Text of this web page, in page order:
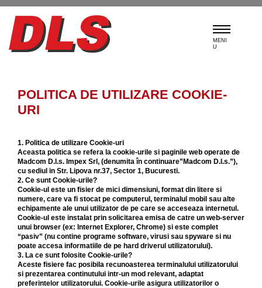
MENI
U
POLITICA DE UTILIZARE COOKIE-
URI
1. Politica de utilizare Cookie-uri
Aceasta politica se refera la cookie-urile si paginile web operate de
Madcom D.l.s. Impex Srl, (denumita în continuare”Madcom D.l.s.”),
cu sediul in Str. Lipova nr.37, Sector 1, Bucuresti.
2. Ce sunt Cookie-urile?
Cookie-ul este un fisier de mici dimensiuni, format din litere si
numere, care va fi stocat pe computerul, terminalul mobil sau alte
echipamente ale unui utilizator de pe care se acceseaza internetul.
Cookie-ul este instalat prin solicitarea emisa de catre un web-server
unui browser (ex: Internet Explorer, Chrome) si este complet
“pasiv” (nu contine programe software, virusi sau spyware si nu
poate accesa informatiile de pe hard driverul utilizatorului).
3. La ce sunt folosite Cookie-urile?
Aceste fisiere fac posibila recunoasterea terminalului utilizatorului
si prezentarea continutului intr-un mod relevant, adaptat
preferintelor utilizatorului. Cookie-urile asigura utilizatorilor o